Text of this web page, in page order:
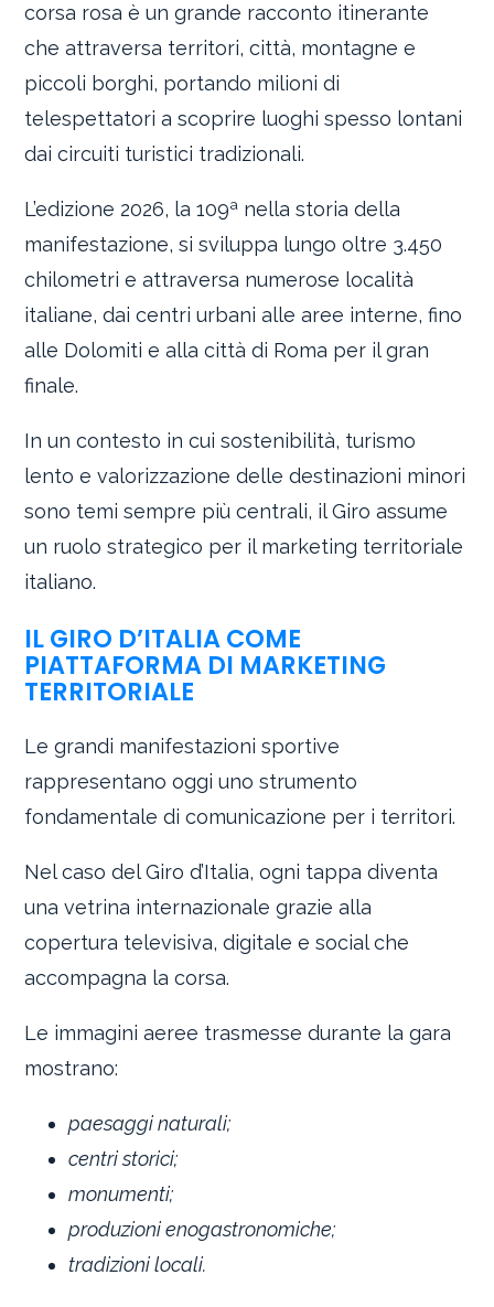
corsa rosa è un grande racconto itinerante
che attraversa territori, città, montagne e
piccoli borghi, portando milioni di
telespettatori a scoprire luoghi spesso lontani
dai circuiti turistici tradizionali.
L’edizione 2026, la 109ª nella storia della
manifestazione, si sviluppa lungo oltre 3.450
chilometri e attraversa numerose località
italiane, dai centri urbani alle aree interne, fino
alle Dolomiti e alla città di Roma per il gran
finale.
In un contesto in cui sostenibilità, turismo
lento e valorizzazione delle destinazioni minori
sono temi sempre più centrali, il Giro assume
un ruolo strategico per il marketing territoriale
italiano.
IL GIRO D’ITALIA COME
PIATTAFORMA DI MARKETING
TERRITORIALE
Le grandi manifestazioni sportive
rappresentano oggi uno strumento
fondamentale di comunicazione per i territori.
Nel caso del Giro d’Italia, ogni tappa diventa
una vetrina internazionale grazie alla
copertura televisiva, digitale e social che
accompagna la corsa.
Le immagini aeree trasmesse durante la gara
mostrano:
paesaggi naturali;
centri storici;
monumenti;
produzioni enogastronomiche;
tradizioni locali.